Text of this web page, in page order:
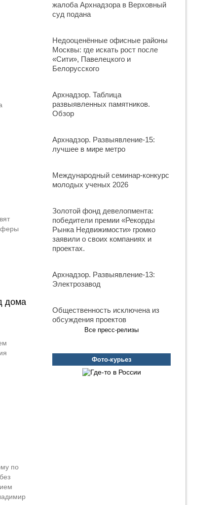
дома
по
жалоба Архнадзора в Верховный
суд подана
Недооценённые офисные районы
Москвы: где искать рост после
«Сити», Павелецкого и
Белорусского
Архнадзор. Таблица
развыявленных памятников.
Обзор
Архнадзор. Развыявление-15:
лучшее в мире метро
Международный семинар-конкурс
молодых ученых 2026
Золотой фонд девелопмента:
победители премии «Рекорды
Рынка Недвижимости» громко
заявили о своих компаниях и
проектах.
Архнадзор. Развыявление-13:
Электрозавод
Общественность исключена из
обсуждения проектов
Все пресс-релизы
Фото-курьез